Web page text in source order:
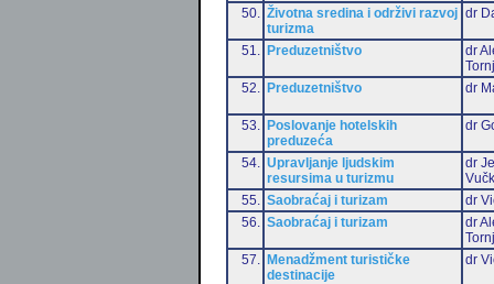
50.
Životna sredina i održivi razvoj
turizma
dr
51. Preduzetništvo
dr
52.
Preduzetništvo dr
53.
Poslovanje hotelskih
preduzeća
dr
54.
Upravljanje ljudskim
resursima u turizmu
dr
55.
Saobraćaj i turizam
dr
56.
Saobraćaj i turizam
dr
57.
Menadžment turističke
destinacije
dr